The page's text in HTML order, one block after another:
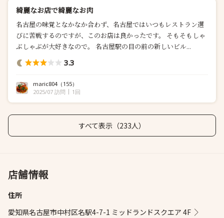
綺麗なお店で綺麗なお肉
名古屋の味覚となかなか合わず、名古屋ではいつもレストラン選
びに苦戦するのですが、このお店は良かったです。 そもそもしゃ
ぶしゃぶが大好きなので。 名古屋駅の目の前の新しいビル...
3.3
maric804 （155）
2025/07 訪問
1回
すべて表示（233人）
店舗情報
住所
愛知県名古屋市中村区名駅4-7-1 ミッドランドスクエア 4F